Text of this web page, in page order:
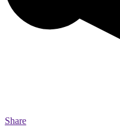
Share